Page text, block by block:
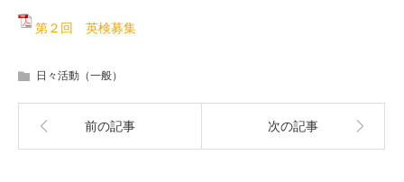
第２回 英検募集
日々活動（一般）
前の記事 次の記事